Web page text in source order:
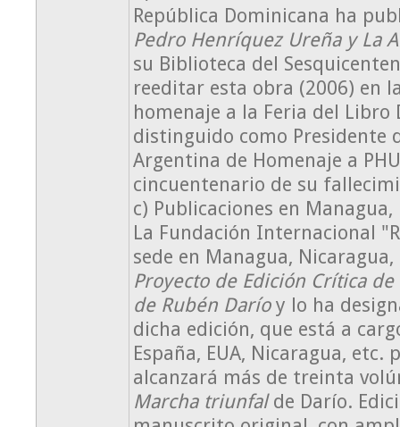
República Dominicana ha
Pedro Henríquez Ureña y La
su Biblioteca del
reeditar esta obra (2006) en
homenaje a la Feria del Libro
distinguido como Presidente
Argentina de Homenaje a
cincuentenario de su
c) Publicaciones en
La Fundación Internacional
sede en Managua,
Proyecto de Edición Crítica
de Rubén Darío y lo ha
dicha edición, que está a
España, EUA, Nicaragua, etc.
alcanzará más de treinta
Marcha triunfalde Darío.